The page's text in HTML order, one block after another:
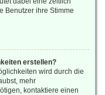
Benutzer ihre Stimme
erstellen?
wird durch die
mehr
kontaktiere einen